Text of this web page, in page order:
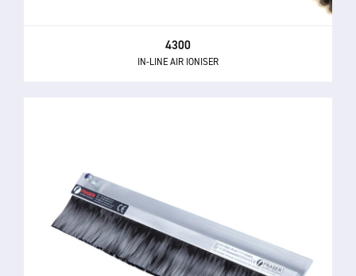
4300
IN-LINE AIR IONISER